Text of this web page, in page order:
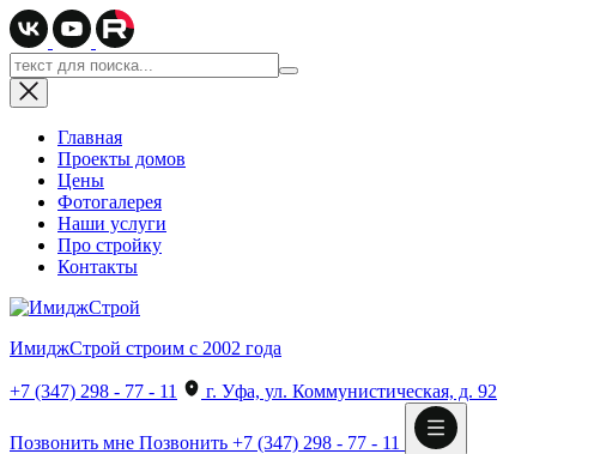
Главная
Проекты домов
Цены
Фотогалерея
Наши услуги
Про стройку
Контакты
ИмиджСтрой строим с 2002 года
+7 (347) 298 - 77 - 11 г. Уфа, ул. Коммунистическая, д. 92
Позвонить мне Позвонить +7 (347) 298 - 77 - 11